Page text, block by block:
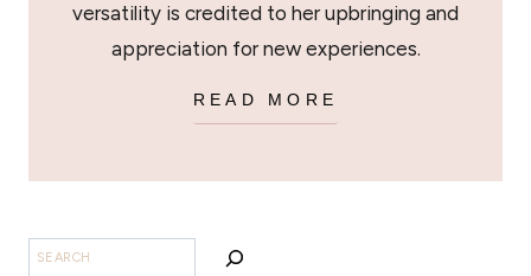
versatility is credited to her upbringing and
appreciation for new experiences.
READ MORE